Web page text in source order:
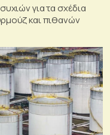
για τα σχέδια
και πιθανών